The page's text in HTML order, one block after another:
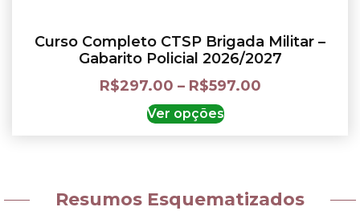
Curso Completo CTSP Brigada Militar –
Gabarito Policial 2026/2027
R$297.00 – R$597.00
Ver opções
Resumos Esquematizados